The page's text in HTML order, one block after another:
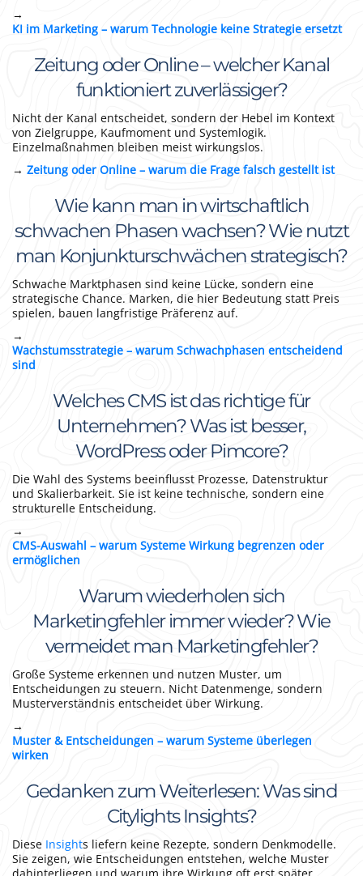
→
KI im Marketing – warum Technologie keine Strategie ersetzt
Zeitung oder Online – welcher Kanal
funktioniert zuverlässiger?
Nicht der Kanal entscheidet, sondern der Hebel im Kontext
von Zielgruppe, Kaufmoment und Systemlogik.
Einzelmaßnahmen bleiben meist wirkungslos.
→ Zeitung oder Online – warum die Frage falsch gestellt ist
Wie kann man in wirtschaftlich
schwachen Phasen wachsen? Wie nutzt
man Konjunkturschwächen strategisch?
Schwache Marktphasen sind keine Lücke, sondern eine
strategische Chance. Marken, die hier Bedeutung statt Preis
spielen, bauen langfristige Präferenz auf.
→
Wachstumsstrategie – warum Schwachphasen entscheidend
sind
Welches CMS ist das richtige für
Unternehmen? Was ist besser,
WordPress oder Pimcore?
Die Wahl des Systems beeinflusst Prozesse, Datenstruktur
und Skalierbarkeit. Sie ist keine technische, sondern eine
strukturelle Entscheidung.
→
CMS-Auswahl – warum Systeme Wirkung begrenzen oder
ermöglichen
Warum wiederholen sich
Marketingfehler immer wieder? Wie
vermeidet man Marketingfehler?
Große Systeme erkennen und nutzen Muster, um
Entscheidungen zu steuern. Nicht Datenmenge, sondern
Musterverständnis entscheidet über Wirkung.
→
Muster & Entscheidungen – warum Systeme überlegen
wirken
Gedanken zum Weiterlesen: Was sind
Citylights Insights?
Diese Insights liefern keine Rezepte, sondern Denkmodelle.
Sie zeigen, wie Entscheidungen entstehen, welche Muster